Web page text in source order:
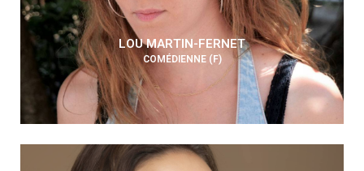
LOU MARTIN-FERNET
COMÉDIENNE (F)